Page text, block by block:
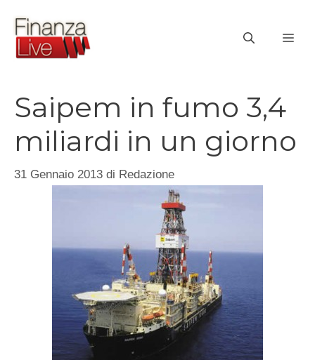
contenuto
Saipem in fumo 3,4
miliardi in un giorno
31 Gennaio 2013 di Redazione